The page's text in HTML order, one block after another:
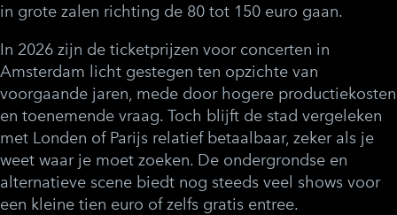
in grote zalen richting de 80 tot 150 euro gaan.
In 2026 zijn de ticketprijzen voor concerten in
Amsterdam licht gestegen ten opzichte van
voorgaande jaren, mede door hogere productiekosten
en toenemende vraag. Toch blijft de stad vergeleken
met Londen of Parijs relatief betaalbaar, zeker als je
weet waar je moet zoeken. De ondergrondse en
alternatieve scene biedt nog steeds veel shows voor
een kleine tien euro of zelfs gratis entree.